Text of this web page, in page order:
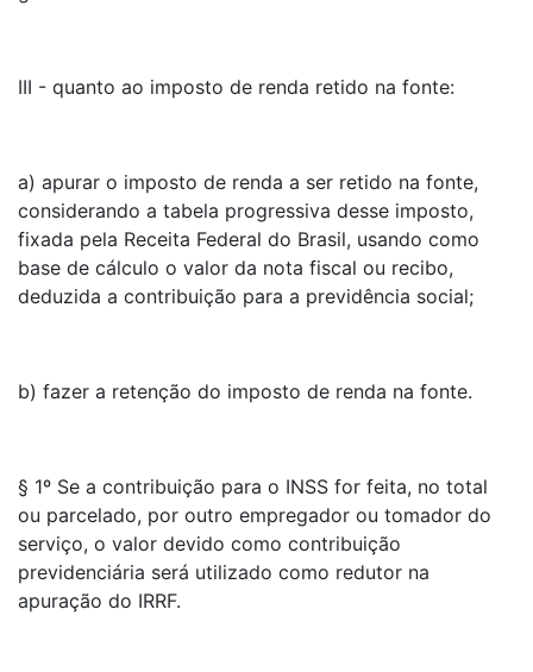
III - quanto ao imposto de renda retido na fonte:
a) apurar o imposto de renda a ser retido na fonte,
considerando a tabela progressiva desse imposto,
fixada pela Receita Federal do Brasil, usando como
base de cálculo o valor da nota fiscal ou recibo,
deduzida a contribuição para a previdência social;
b) fazer a retenção do imposto de renda na fonte.
§ 1º Se a contribuição para o INSS for feita, no total
ou parcelado, por outro empregador ou tomador do
serviço, o valor devido como contribuição
previdenciária será utilizado como redutor na
apuração do IRRF.